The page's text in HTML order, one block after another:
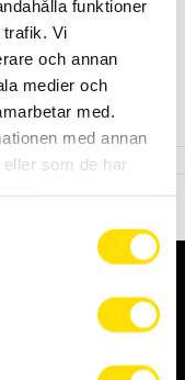
funktioner
Vi
och annan
medier och
med.
med annan
som de har
följande mail:
och logistik,
skog till företag,